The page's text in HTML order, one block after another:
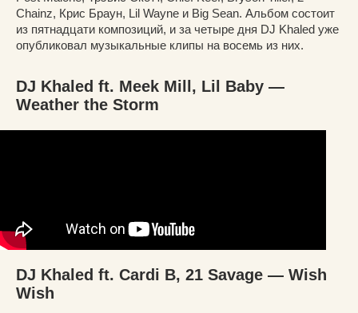
Chainz, Крис Браун, Lil Wayne и Big Sean. Альбом состоит
из пятнадцати композиций, и за четыре дня DJ Khaled уже
опубликовал музыкальные клипы на восемь из них.
DJ Khaled ft. Meek Mill, Lil Baby —
Weather the Storm
DJ Khaled ft. Cardi B, 21 Savage — Wish
Wish